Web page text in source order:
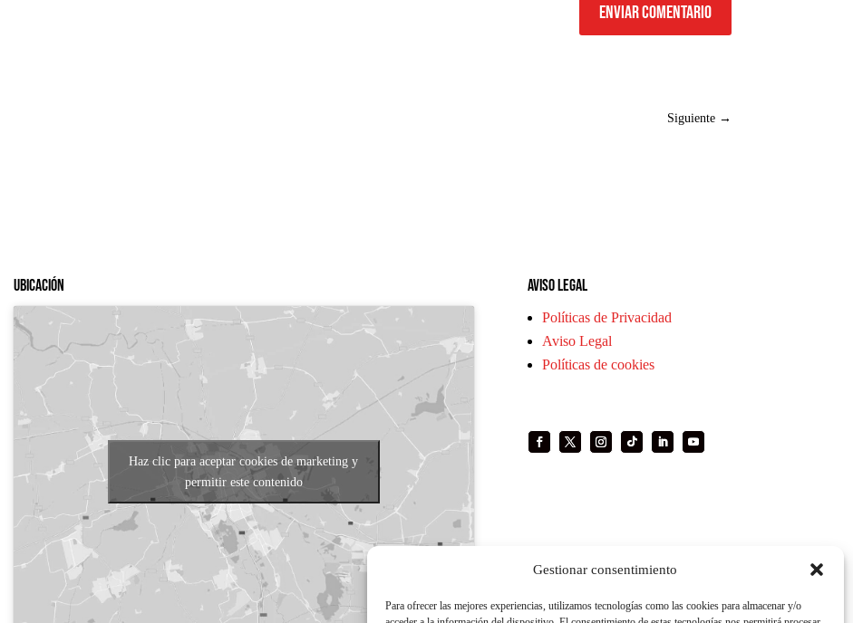
Gestionar consentimiento
Para ofrecer las mejores experiencias, utilizamos tecnologías como las cookies para almacenar y/o
Enviar comentario
Siguiente→
Ubicación
Haz clic para aceptar cookies de marketing y
permitir este contenido
Aviso legal
Políticas de Privacidad
Aviso Legal
Políticas de cookies